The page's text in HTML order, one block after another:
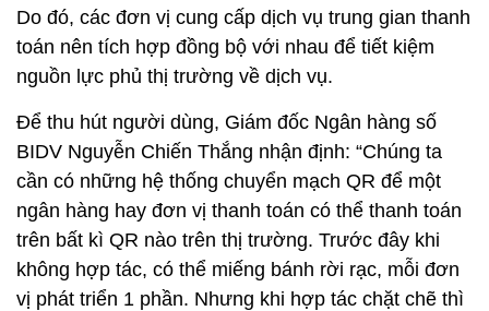
Do đó, các đơn vị cung cấp dịch vụ trung gian thanh
toán nên tích hợp đồng bộ với nhau để tiết kiệm
nguồn lực phủ thị trường về dịch vụ.
Để thu hút người dùng, Giám đốc Ngân hàng số
BIDV Nguyễn Chiến Thắng nhận định: “Chúng ta
cần có những hệ thống chuyển mạch QR để một
ngân hàng hay đơn vị thanh toán có thể thanh toán
trên bất kì QR nào trên thị trường. Trước đây khi
không hợp tác, có thể miếng bánh rời rạc, mỗi đơn
vị phát triển 1 phần. Nhưng khi hợp tác chặt chẽ thì